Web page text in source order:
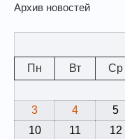
Архив новостей
Пн
Вт Ср
3
4 5
10
11 12